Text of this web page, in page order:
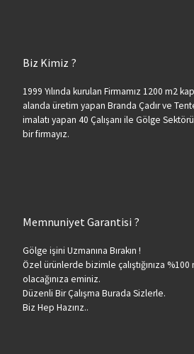
Biz Kimiz ?
1999 Yılında kurulan Firmamız 1200 m2
alanda üretim yapan Branda Çadır ve
imalatı yapan 40 Çalışanı ile Gölge
bir firmayız.
Memnuniyet Garantisi ?
Gölge işini Uzmanına Bırakın !
Özel ürünlerde bizimle çalıştığınıza %100
olacağınıza eminiz.
Düzenli Bir Çalışma Burada Sizlerle.
Biz Hep Hazırız..